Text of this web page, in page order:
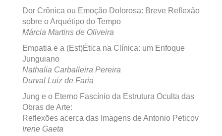
Dor Crônica ou Emoção Dolorosa: Breve Reflexão
sobre o Arquétipo do Tempo
Márcia Martins de Oliveira
Empatia e a (Est)Ética na Clínica: um Enfoque
Junguiano
Nathalia Carballeira Pereira
Durval Luiz de Faria
Jung e o Eterno Fascínio da Estrutura Oculta das
Obras de Arte:
Reflexões acerca das Imagens de Antonio Peticov
Irene Gaeta